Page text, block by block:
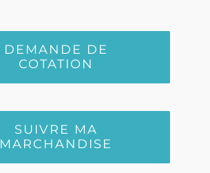
DEMANDE DE
COTATION
SUIVRE MA
MARCHANDISE